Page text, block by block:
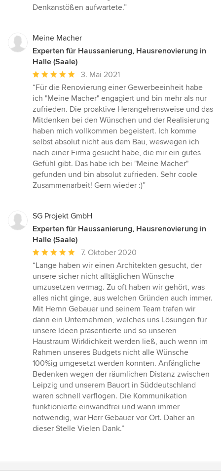
Denkanstößen aufwartete.”
Meine Macher
Experten für Haussanierung, Hausrenovierung in
Halle (Saale)
Durchschnittliche
Bewertung:
5
von
5
Sternen
3. Mai 2021
“Für die Renovierung einer Gewerbeeinheit habe
ich "Meine Macher" engagiert und bin mehr als nur
zufrieden. Die proaktive Herangehensweise und das
Mitdenken bei den Wünschen und der Realisierung
haben mich vollkommen begeistert. Ich komme
selbst absolut nicht aus dem Bau, weswegen ich
nach einer Firma gesucht habe, die mir ein gutes
Gefühl gibt. Das habe ich bei "Meine Macher"
gefunden und bin absolut zufrieden. Sehr coole
Zusammenarbeit! Gern wieder :)”
SG Projekt GmbH
Experten für Haussanierung, Hausrenovierung in
Halle (Saale)
Durchschnittliche
Bewertung:
5
von
5
Sternen
7. Oktober 2020
“Lange haben wir einen Architekten gesucht, der
unsere sicher nicht alltäglichen Wünsche
umzusetzen vermag. Zu oft haben wir gehört, was
alles nicht ginge, aus welchen Gründen auch immer.
Mit Hernn Gebauer und seinem Team trafen wir
dann ein Unternehmen, welches uns Lösungen für
unsere Ideen präsentierte und so unseren
Haustraum Wirklichkeit werden ließ, auch wenn im
Rahmen unseres Budgets nicht alle Wünsche
100%ig umgesetzt werden konnten. Anfängliche
Bedenken wegen der räumlichen Distanz zwischen
Leipzig und unserem Bauort in Süddeutschland
waren schnell verflogen. Die Kommunikation
funktionierte einwandfrei und wann immer
notwendig, war Herr Gebauer vor Ort. Daher an
dieser Stelle Vielen Dank.”